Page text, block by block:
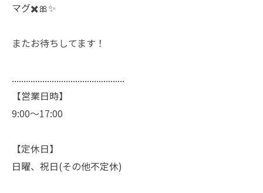
マグ✖️🎀✨
またお待ちしてます！
................................................
【営業日時】
9:00〜17:00
【定休日】
日曜、祝日(その他不定休)